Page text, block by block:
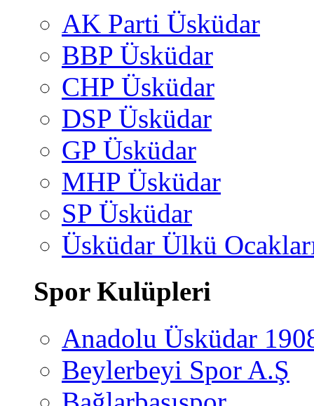
AK Parti Üsküdar
BBP Üsküdar
CHP Üsküdar
DSP Üsküdar
GP Üsküdar
MHP Üsküdar
SP Üsküdar
Üsküdar Ülkü
Spor Kulüpleri
Anadolu Üsküdar
Beylerbeyi Spor A.Ş